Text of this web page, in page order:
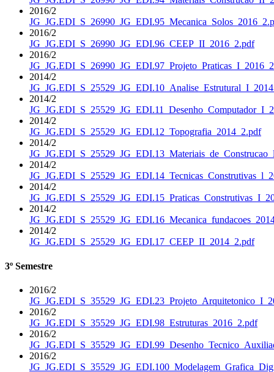
2016/2
2016/2
JG_JG.EDI_S_26990_JG_EDI.96_CEEP_II_2016_2.pdf
2016/2
2014/2
2014/2
2014/2
JG_JG.EDI_S_25529_JG_EDI.12_Topografia_2014_2.pdf
2014/2
2014/2
2014/2
2014/2
2014/2
JG_JG.EDI_S_25529_JG_EDI.17_CEEP_II_2014_2.pdf
3º Semestre
2016/2
2016/2
JG_JG.EDI_S_35529_JG_EDI.98_Estruturas_2016_2.pdf
2016/2
2016/2